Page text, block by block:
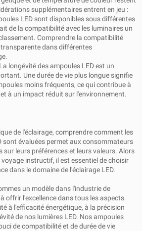
supplémentaires entrent en jeu :
LED sont disponibles sous différentes
de la compatibilité avec les luminaires un
Comprendre la compatibilité
dans différentes
longévité des ampoules LED est un
Une durée de vie plus longue signifie
moins fréquents, ce qui contribue à
à un impact réduit sur l'environnement.
de l'éclairage, comprendre comment les
sont évaluées permet aux consommateurs
sur leurs préférences et leurs valeurs. Alors
instructif, il est essentiel de choisir
dans le domaine de l'éclairage LED.
un modèle dans l'industrie de
offrir l'excellence dans tous les aspects.
à l'efficacité énergétique, à la précision
de nos lumières LED. Nos ampoules
de compatibilité et de durée de vie